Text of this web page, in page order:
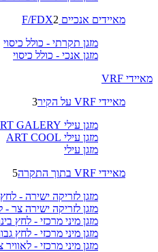
מאיידים אנכיים F/FDX 2
מזגן תקרתי - כולל כיסוי
מזגן אנכי - כולל כיסוי
מאיידי VRF
מאיידי VRF על הקיר
3
מזגן עילי ART GALERY
מזגן עילי ART COOL
מזגן עילי
מאיידי VRF בתוך התקרה
5
מזגן לזריקה ישירה -
מזגן לזריקה ישירה צר -
מזגן מיני מרכזי - לחץ
מזגן מיני מרכזי - לחץ
מזגן מיני מרכזי - לאוויר